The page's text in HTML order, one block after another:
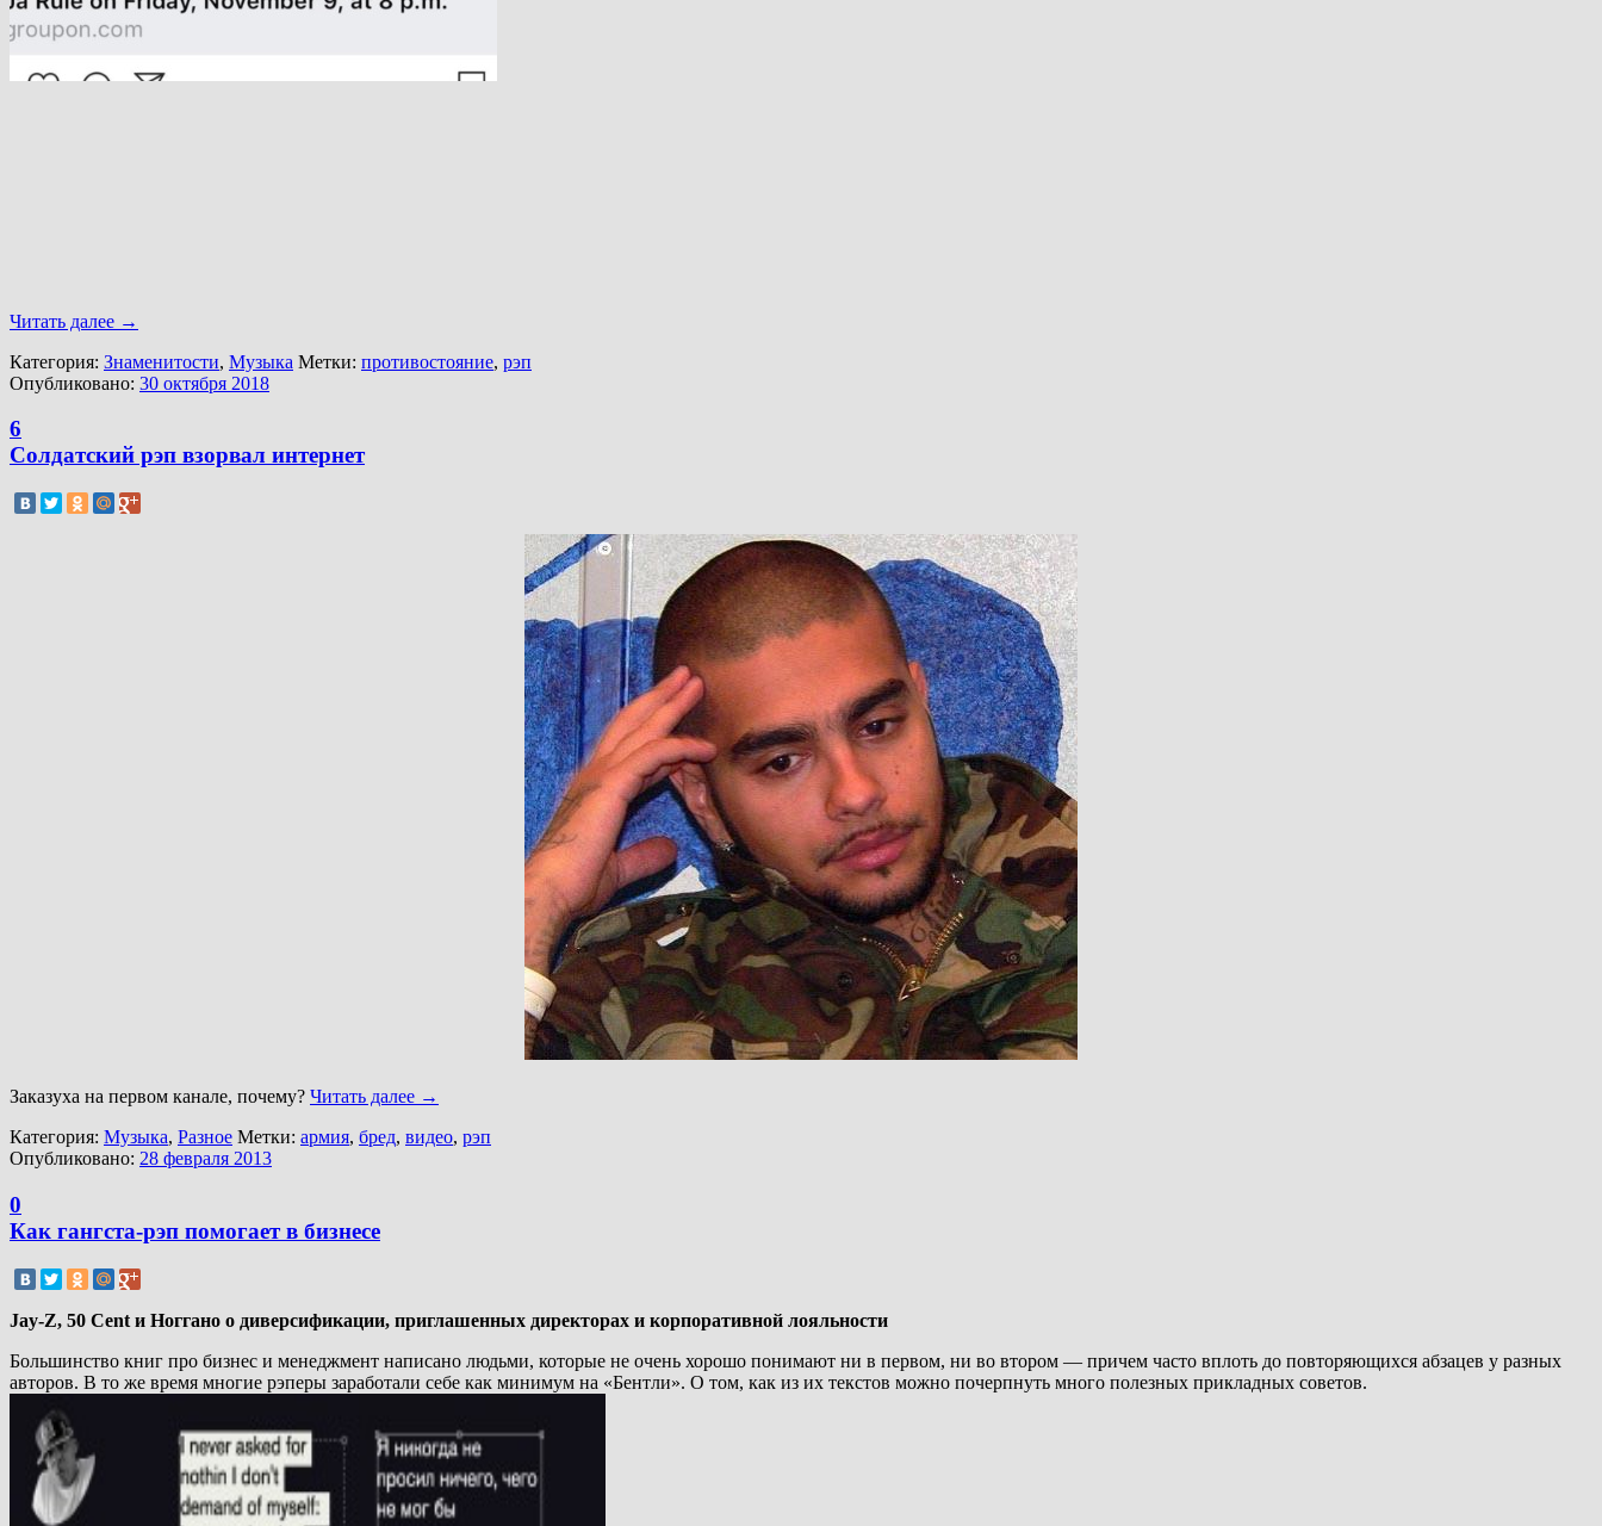
Читать далее →
Категория: Знаменитости, Музыка Метки: противостояние, рэп
Опубликовано: 30 октября 2018
6
Солдатский рэп взорвал интернет
Заказуха на первом канале, почему? Читать далее →
Категория: Музыка, Разное Метки: армия, бред, видео, рэп
Опубликовано: 28 февраля 2013
0
Как гангста-рэп помогает в бизнесе
Jay-Z, 50 Cent и Ноггано о диверсификации, приглашенных директорах и корпоративной лояльности
Большинство книг про бизнес и менеджмент написано людьми, которые не очень хорошо понимают ни в первом, ни во втором — причем часто вплоть до повторяющихся абзацев у разных
авторов. В то же время многие рэперы заработали себе как минимум на «Бентли». О том, как из их текстов можно почерпнуть много полезных прикладных советов.